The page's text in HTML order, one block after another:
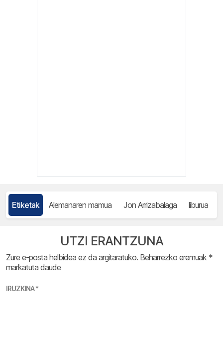
Etiketak Alemanaren mamua Jon Arrizabalaga liburua
UTZI ERANTZUNA
Zure e-posta helbidea ez da argitaratuko. Beharrezko eremuak *
markatuta daude
IRUZKINA*